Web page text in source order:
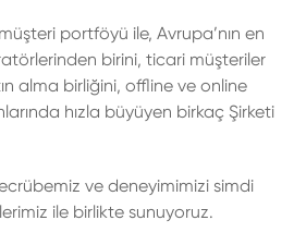
portföyü ile, Avrupa’nın en
birini, ticari müşteriler
alma birliğini, offline ve online
hızla büyüyen birkaç Şirketi
ve deneyimimizi simdi
ile birlikte sunuyoruz.